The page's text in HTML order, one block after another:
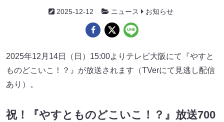
2025-12-12 ニュース お知らせ
2025年12月14日（日）15:00よりテレビ大阪にて『やすと
ものどこいこ！？』が放送されます（TVerにて見逃し配信
あり）。
祝！『やすとものどこいこ！？』放送700